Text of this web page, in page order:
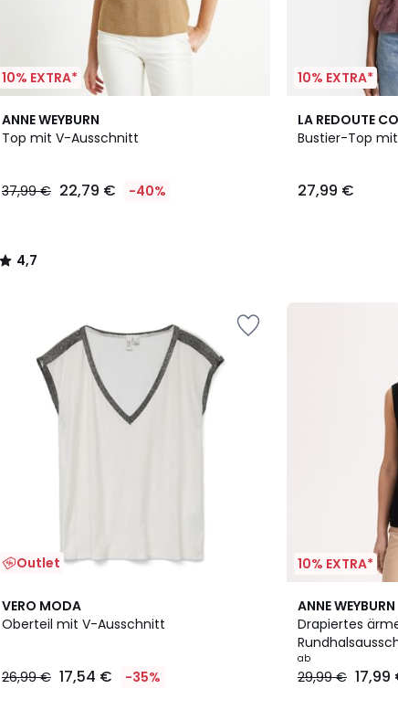
10% EXTRA*
ANNE WEYBURN
Top mit V-Ausschnitt
37,99 € 22,79 € -40%
4,7
/ 5
4,7
/
10% EXTRA*
LA REDOUTE
Bustier-Top
27,99 €
Outlet
VERO MODA
Oberteil mit V-Ausschnitt
26,99 € 17,54 € -35%
4,6
/ 5
2
Farben
10% EXTRA*
ANNE WEYBURN
Drapiertes
ab
29,99 € 17,99
3
/
5
2
Farben